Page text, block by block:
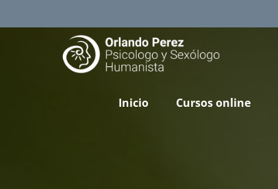
to
Inicio Cursos online